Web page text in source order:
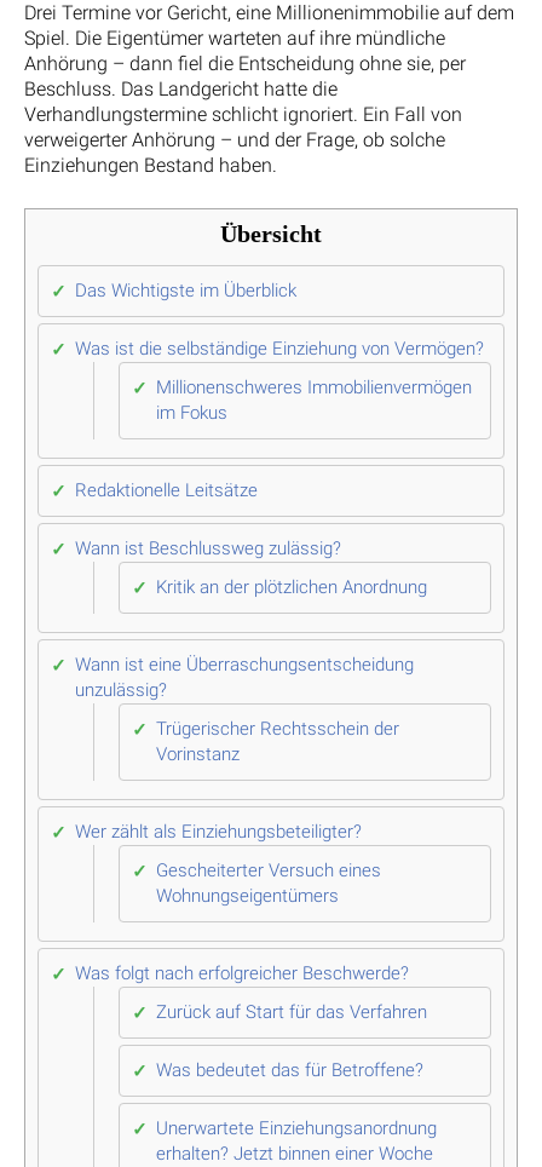
Drei Termine vor Gericht, eine Millionenimmobilie auf dem
Spiel. Die Eigentümer warteten auf ihre mündliche
Anhörung – dann fiel die Entscheidung ohne sie, per
Beschluss. Das Landgericht hatte die
Verhandlungstermine schlicht ignoriert. Ein Fall von
verweigerter Anhörung – und der Frage, ob solche
Einziehungen Bestand haben.
Übersicht
Das Wichtigste im Überblick
Was ist die selbständige Einziehung von Vermögen?
Millionenschweres Immobilienvermögen
im Fokus
Redaktionelle Leitsätze
Wann ist Beschlussweg zulässig?
Kritik an der plötzlichen Anordnung
Wann ist eine Überraschungsentscheidung
unzulässig?
Trügerischer Rechtsschein der
Vorinstanz
Wer zählt als Einziehungsbeteiligter?
Gescheiterter Versuch eines
Wohnungseigentümers
Was folgt nach erfolgreicher Beschwerde?
Zurück auf Start für das Verfahren
Was bedeutet das für Betroffene?
Unerwartete Einziehungsanordnung
erhalten? Jetzt binnen einer Woche